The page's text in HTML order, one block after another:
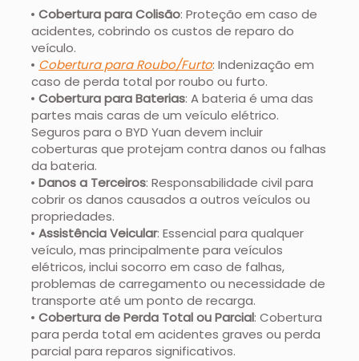
Cobertura para Colisão: Proteção em caso de
acidentes, cobrindo os custos de reparo do
veículo.
Cobertura para Roubo/Furto: Indenização em
caso de perda total por roubo ou furto.
Cobertura para Baterias: A bateria é uma das
partes mais caras de um veículo elétrico.
Seguros para o BYD Yuan devem incluir
coberturas que protejam contra danos ou falhas
da bateria.
Danos a Terceiros: Responsabilidade civil para
cobrir os danos causados a outros veículos ou
propriedades.
Assistência Veicular: Essencial para qualquer
veículo, mas principalmente para veículos
elétricos, inclui socorro em caso de falhas,
problemas de carregamento ou necessidade de
transporte até um ponto de recarga.
Cobertura de Perda Total ou Parcial: Cobertura
para perda total em acidentes graves ou perda
parcial para reparos significativos.